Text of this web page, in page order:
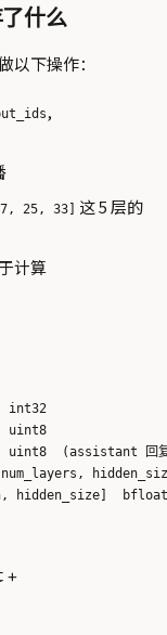
什么
以下操作：
,
25, 33] 这 5 层的
计算
int32
uint8
(assistant 回
hidden_size]
+